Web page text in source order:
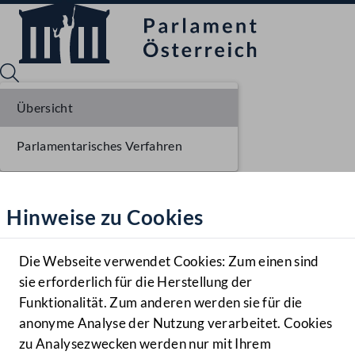
Hilfe
Benutzer
Navigationsmenü öffnen
MENÜ
Hinweise zu Cookies
Die Webseite verwendet Cookies: Zum einen sind
sie erforderlich für die Herstellung der
Funktionalität. Zum anderen werden sie für die
anonyme Analyse der Nutzung verarbeitet. Cookies
zu Analysezwecken werden nur mit Ihrem
Übersicht
Parlamentarisches Verfahren